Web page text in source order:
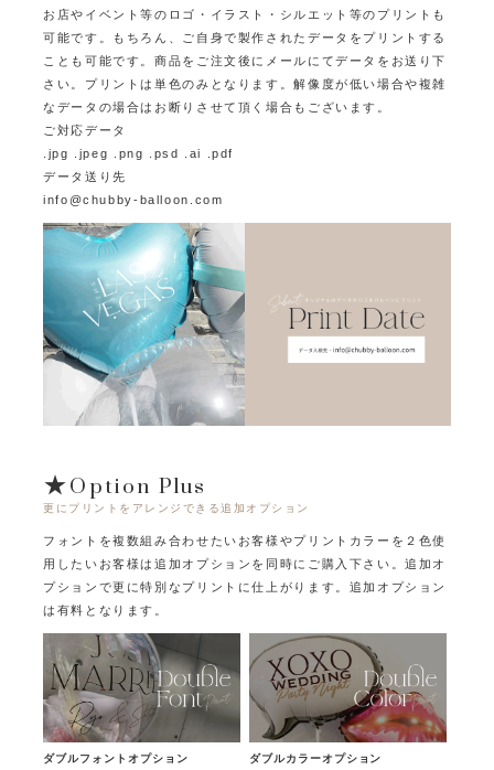
お店やイベント等のロゴ・イラスト・シルエット等のプリントも
可能です。
もちろん、ご自身で製作されたデータをプリントする
ことも可能です。商品をご注文後にメールにてデータをお送り下
さい。プリントは単色のみとなります。解像度が低い場合や複雑
なデータの場合はお断りさせて頂く場合もございます。
ご対応データ
.jpg .jpeg .png .psd .ai .pdf
データ送り先
info@chubby-balloon.com
★Option Plus
更にプリントをアレンジできる追加オプション
フォントを複数組み合わせたいお客様やプリントカラーを２色使
用したいお客様は追加オプションを同時にご購入下さい。追加オ
プションで更に特別なプリントに仕上がります。追加オプション
は有料となります。
ダブルフォントオプション ダブルカラーオプション